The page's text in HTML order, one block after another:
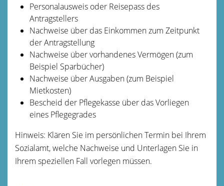
Personalausweis oder Reisepass des
Antragstellers
Nachweise über das Einkommen zum Zeitpunkt
der Antragstellung
Nachweise über vorhandenes Vermögen (zum
Beispiel Sparbücher)
Nachweise über Ausgaben (zum Beispiel
Mietkosten)
Bescheid der Pflegekasse über das Vorliegen
eines Pflegegrades
Hinweis: Klären Sie im persönlichen Termin bei Ihrem
Sozialamt, welche Nachweise und Unterlagen Sie in
Ihrem speziellen Fall vorlegen müssen.